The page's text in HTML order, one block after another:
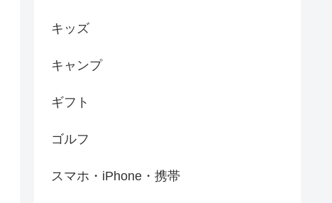
キッズ
キャンプ
ギフト
ゴルフ
スマホ・iPhone・携帯